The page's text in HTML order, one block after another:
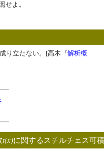
せよ。
り立たない。[高木『解析概
t(x)に関するスチルチェス可